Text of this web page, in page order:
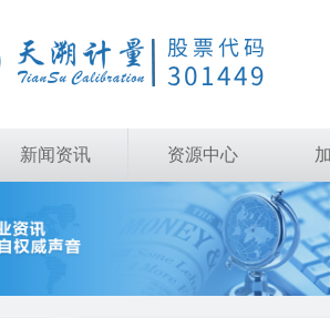
新闻资讯 资源中心